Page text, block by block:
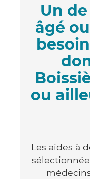
Un
âgé
ou
Les aides à